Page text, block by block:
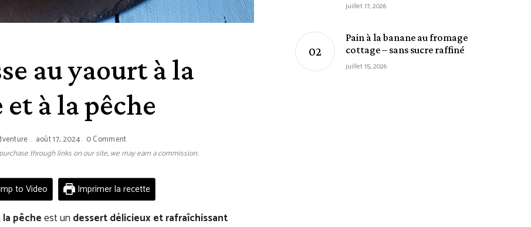
au yaourt à la
à la pêche
août 17, 2024 0 Comment
through links on our site, we may earn a commission.
to Video Imprimer la recette
pêcheest un dessert délicieux et rafraîchissant
juillet 17, 2026
Pain à la banane au fromage
cottage – sans sucre raffiné
juillet 15, 2026